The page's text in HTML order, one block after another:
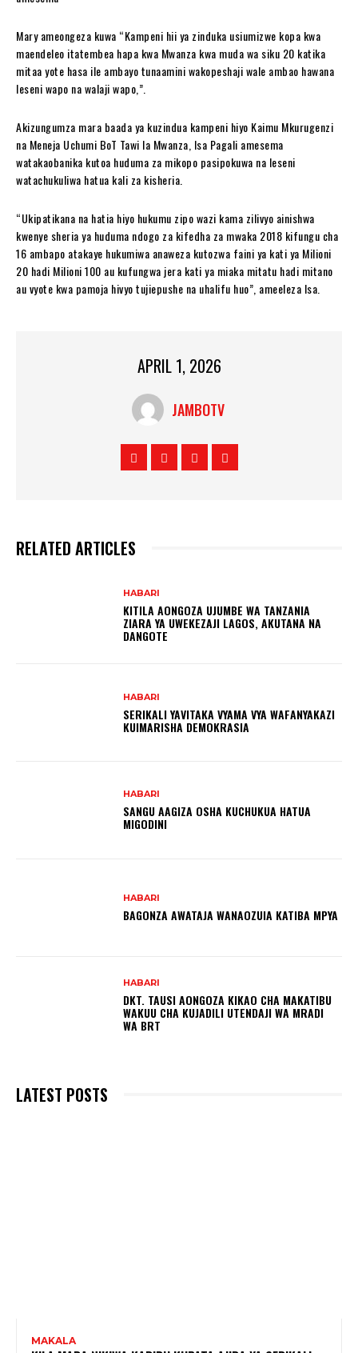
Mary ameongeza kuwa “Kampeni hii ya zinduka usiumizwe kopa kwa
maendeleo itatembea hapa kwa Mwanza kwa muda wa siku 20 katika
mitaa yote hasa ile ambayo tunaamini wakopeshaji wale ambao hawana
leseni wapo na walaji wapo,”.
Akizungumza mara baada ya kuzindua kampeni hiyo Kaimu Mkurugenzi
na Meneja Uchumi BoT Tawi la Mwanza, Isa Pagali amesema
watakaobanika kutoa huduma za mikopo pasipokuwa na leseni
watachukuliwa hatua kali za kisheria.
“Ukipatikana na hatia hiyo hukumu zipo wazi kama zilivyo ainishwa
kwenye sheria ya huduma ndogo za kifedha za mwaka 2018 kifungu cha
16 ambapo atakaye hukumiwa anaweza kutozwa faini ya kati ya Milioni
20 hadi Milioni 100 au kufungwa jera kati ya miaka mitatu hadi mitano
au vyote kwa pamoja hivyo tujiepushe na uhalifu huo”, ameeleza Isa.
APRIL 1, 2026
JAMBOTV
RELATED ARTICLES
HABARI
KITILA AONGOZA UJUMBE WA TANZANIA
ZIARA YA UWEKEZAJI LAGOS, AKUTANA NA
DANGOTE
HABARI
SERIKALI YAVITAKA VYAMA VYA WAFANYAKAZI
KUIMARISHA DEMOKRASIA
HABARI
SANGU AAGIZA OSHA KUCHUKUA HATUA
MIGODINI ‎
HABARI
BAGONZA AWATAJA WANAOZUIA KATIBA MPYA
HABARI
DKT. TAUSI AONGOZA KIKAO CHA MAKATIBU
WAKUU CHA KUJADILI UTENDAJI WA MRADI
WA BRT
LATEST POSTS
MAKALA